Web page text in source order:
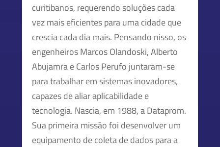
curitibanos, requerendo soluções cada
vez mais eficientes para uma cidade que
crescia cada dia mais. Pensando nisso, os
engenheiros Marcos Olandoski, Alberto
Abujamra e Carlos Perufo juntaram-se
para trabalhar em sistemas inovadores,
capazes de aliar aplicabilidade e
tecnologia. Nascia, em 1988, a Dataprom.
Sua primeira missão foi desenvolver um
equipamento de coleta de dados para a